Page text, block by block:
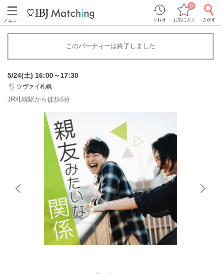
メニュー りれき お気に入り
0
さがす
このパーティーは終了しました
5/24(土) 16:00～17:30
ツヴァイ札幌
JR札幌駅から徒歩6分